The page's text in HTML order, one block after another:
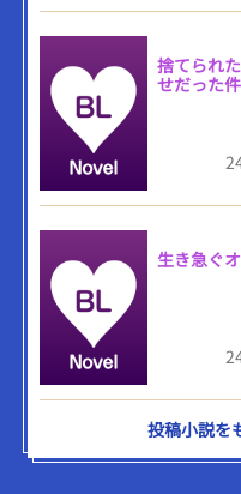
捨てられ
せだった件
生き急ぐ
投稿小説を